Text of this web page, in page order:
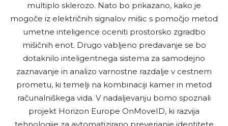
multiplo sklerozo. Nato bo prikazano, kako je
mogoče iz električnih signalov mišic s pomočjo metod
umetne inteligence oceniti prostorsko zgradbo
mišičnih enot. Drugo vabljeno predavanje se bo
dotaknilo inteligentnega sistema za samodejno
zaznavanje in analizo varnostne razdalje v cestnem
prometu, ki temelji na kombinaciji kamer in metod
računalniškega vida. V nadaljevanju bomo spoznali
projekt Horizon Europe OnMoveID, ki razvija